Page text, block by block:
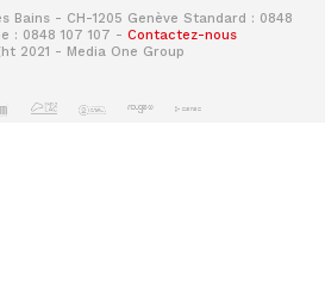
Bains - CH-1205 Genève Standard : 0848
: 0848 107 107 - Contactez-nous
2021 - Media One Group